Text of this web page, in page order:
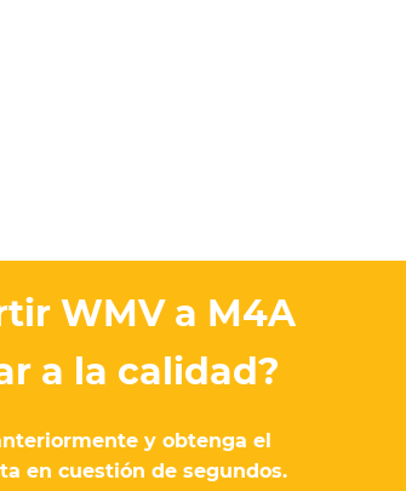
WMV a M4A
a la calidad?
y obtenga el
en cuestión de segundos.